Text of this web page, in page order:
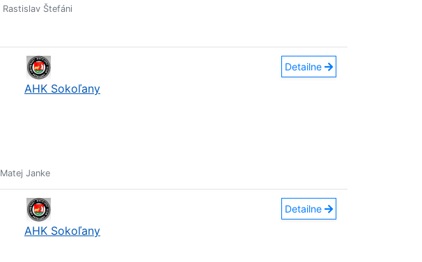
Rastislav Štefáni
AHK Sokoľany
Detailne
Matej Janke
AHK Sokoľany
Detailne